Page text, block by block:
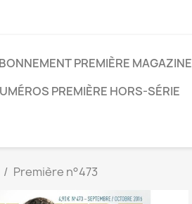
PREMIÈRE MAGAZINE
PREMIÈRE HORS-SÉRIE
Première n°473